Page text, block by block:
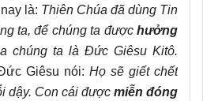
là: Thiên Chúa đã dùng Tin
ta, để chúng ta đượchưởng
chúng ta là Đức Giêsu Kitô.
Giêsu nói: Họ sẽ giết chết
dậy. Con cái được miễn đóng